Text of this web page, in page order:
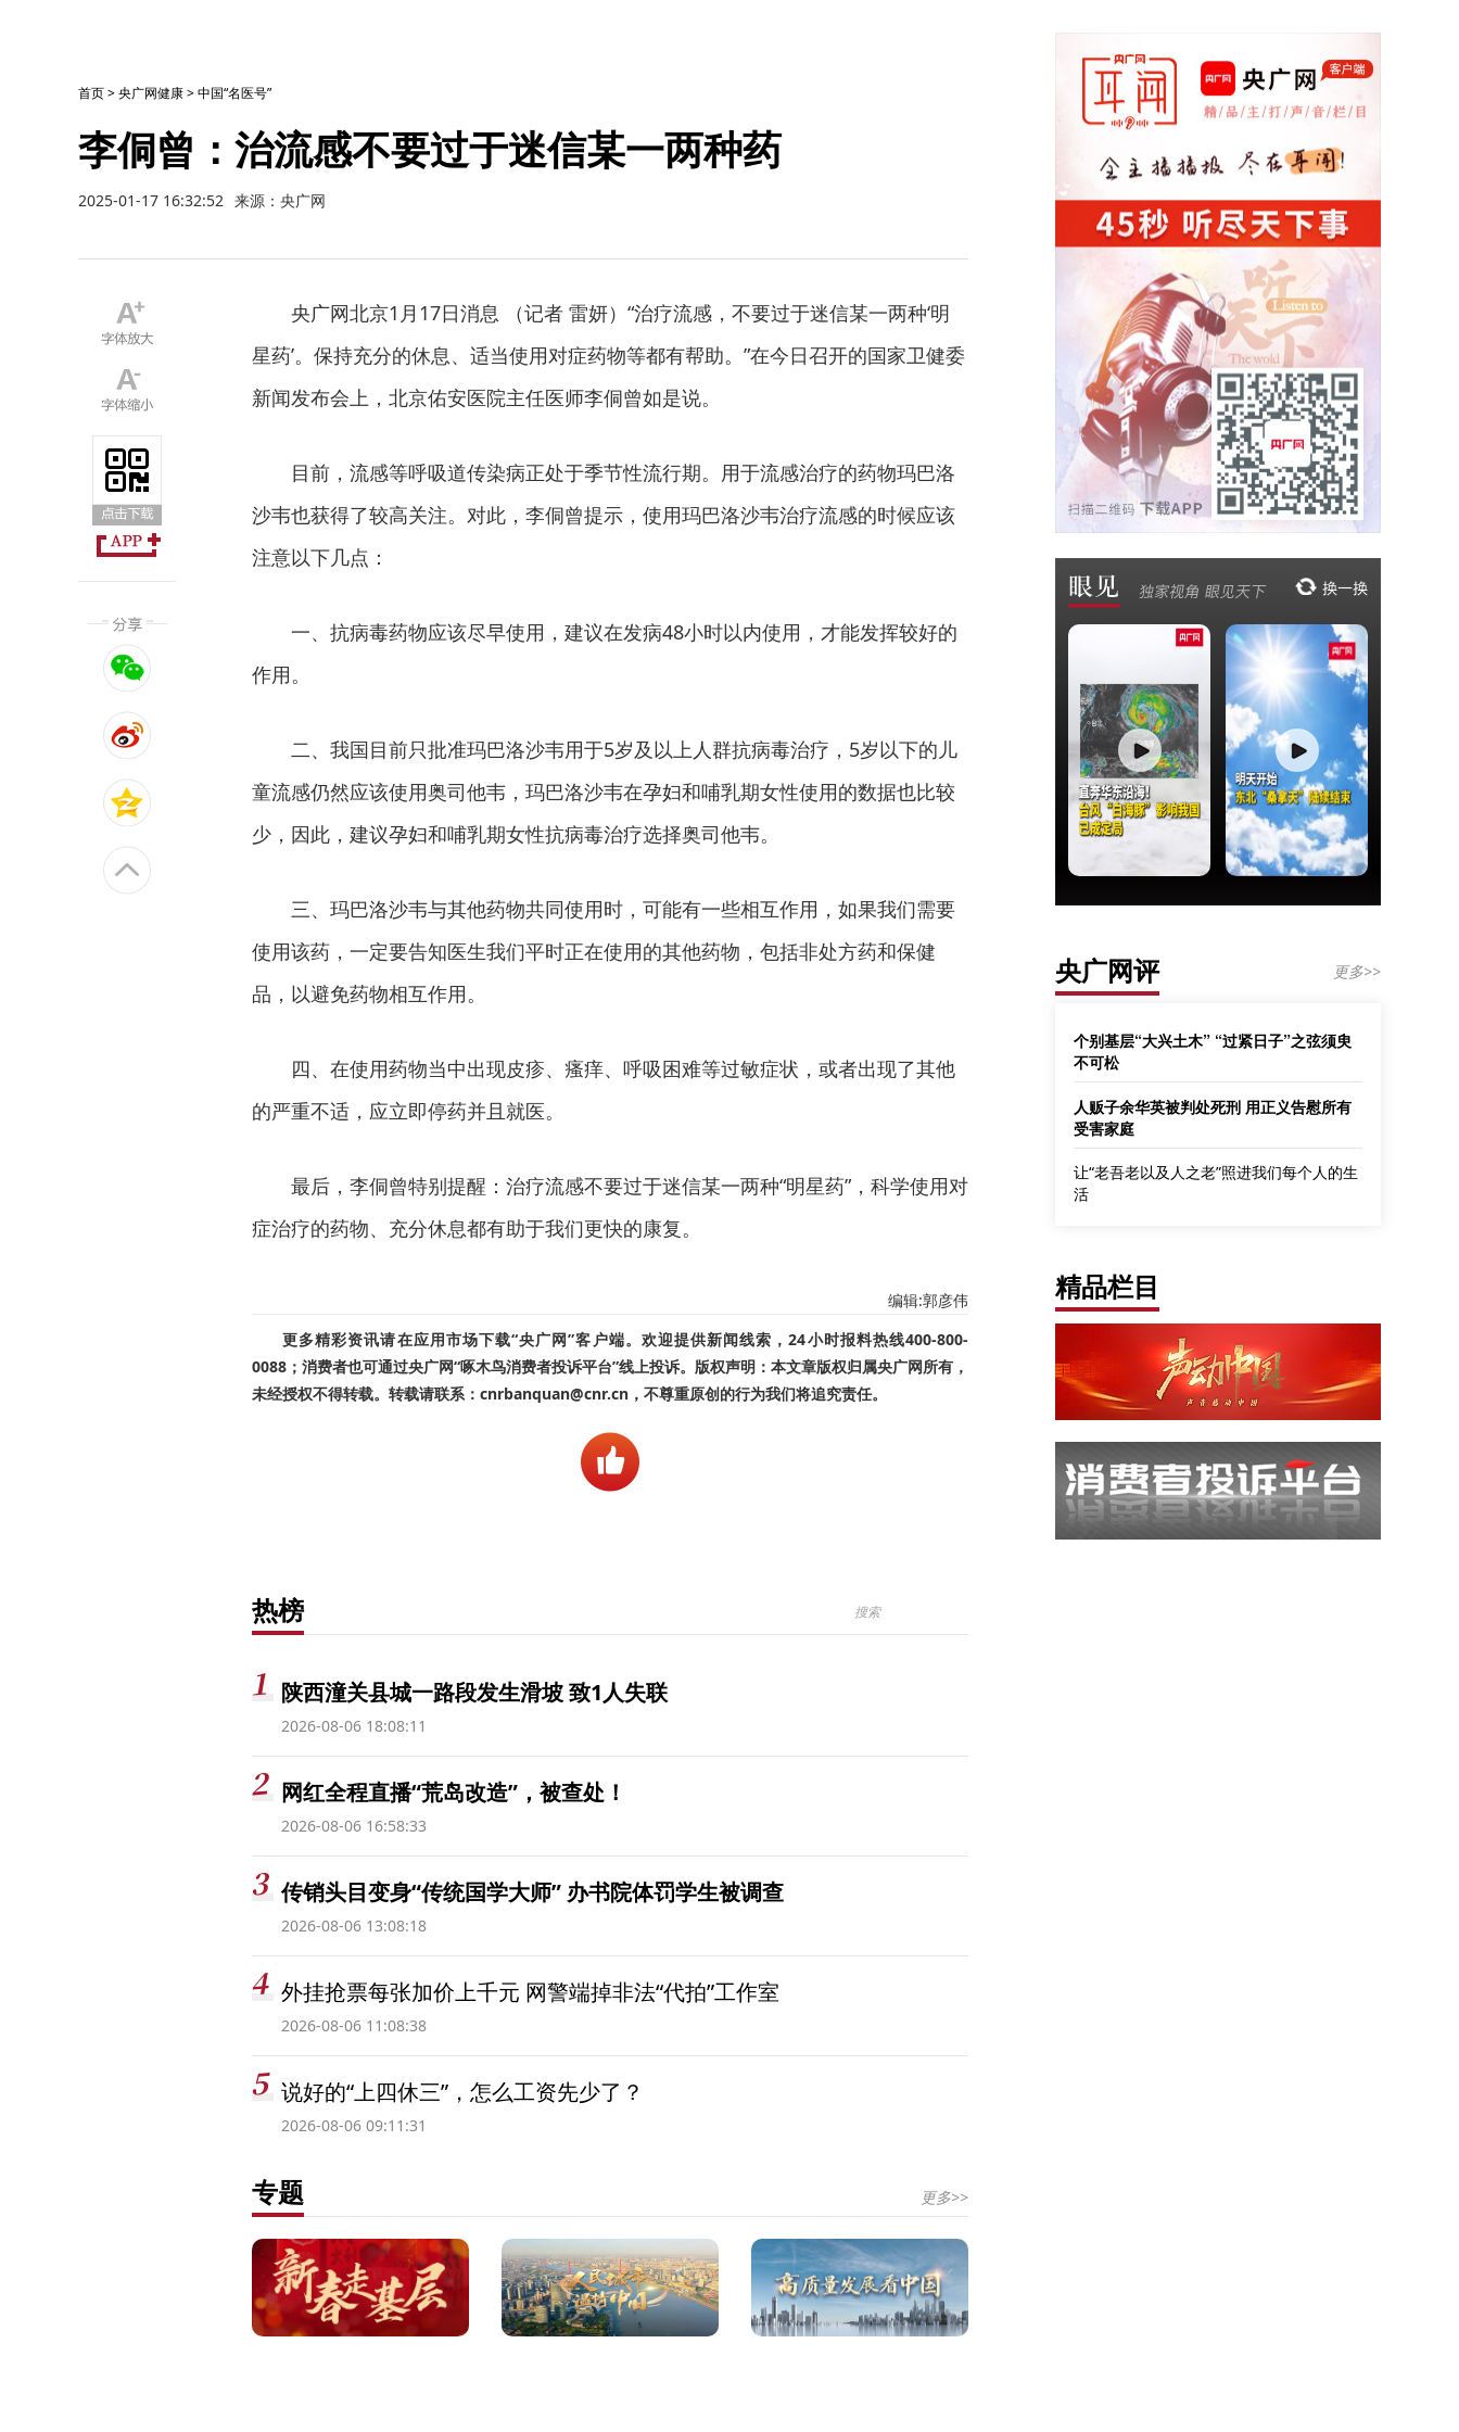
首页>央广网健康>中国“名医号”
李侗曾：治流感不要过于迷信某一两种药
2025-01-17 16:32:52 来源：央广网
央广网北京1月17日消息 （记者 雷妍）“治疗流感，不要过于迷信某一两种‘明
星药’。保持充分的休息、适当使用对症药物等都有帮助。”在今日召开的国家卫健委
新闻发布会上，北京佑安医院主任医师李侗曾如是说。
目前，流感等呼吸道传染病正处于季节性流行期。用于流感治疗的药物玛巴洛
沙韦也获得了较高关注。对此，李侗曾提示，使用玛巴洛沙韦治疗流感的时候应该
注意以下几点：
一、抗病毒药物应该尽早使用，建议在发病48小时以内使用，才能发挥较好的
作用。
二、我国目前只批准玛巴洛沙韦用于5岁及以上人群抗病毒治疗，5岁以下的儿
童流感仍然应该使用奥司他韦，玛巴洛沙韦在孕妇和哺乳期女性使用的数据也比较
少，因此，建议孕妇和哺乳期女性抗病毒治疗选择奥司他韦。
三、玛巴洛沙韦与其他药物共同使用时，可能有一些相互作用，如果我们需要
使用该药，一定要告知医生我们平时正在使用的其他药物，包括非处方药和保健
品，以避免药物相互作用。
四、在使用药物当中出现皮疹、瘙痒、呼吸困难等过敏症状，或者出现了其他
的严重不适，应立即停药并且就医。
最后，李侗曾特别提醒：治疗流感不要过于迷信某一两种“明星药”，科学使用对
症治疗的药物、充分休息都有助于我们更快的康复。
编辑:郭彦伟
更多精彩资讯请在应用市场下载“央广网”客户端。欢迎提供新闻线索，24小时报料热线400-800-
0088；消费者也可通过央广网“啄木鸟消费者投诉平台”线上投诉。版权声明：本文章版权归属央广网所有，
未经授权不得转载。转载请联系：cnrbanquan@cnr.cn，不尊重原创的行为我们将追究责任。
热榜
陕西潼关县城一路段发生滑坡 致1人失联
2026-08-06 18:08:11
网红全程直播“荒岛改造”，被查处！
2026-08-06 16:58:33
传销头目变身“传统国学大师” 办书院体罚学生被调查
2026-08-06 13:08:18
外挂抢票每张加价上千元 网警端掉非法“代拍”工作室
2026-08-06 11:08:38
说好的“上四休三”，怎么工资先少了？
2026-08-06 09:11:31
专题 更多>>
央广网评 更多>>
个别基层“大兴土木” “过紧日子”之弦须臾
不可松
人贩子余华英被判处死刑 用正义告慰所有
受害家庭
让“老吾老以及人之老”照进我们每个人的生
活
精品栏目